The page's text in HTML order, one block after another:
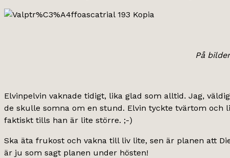
På
Elvinpelvin vaknade tidigt, lika glad som alltid. Jag,
de skulle somna om en stund. Elvin tyckte tvärtom och
faktiskt tills han är lite större. ;-)
Ska äta frukost och vakna till liv lite, sen är planen att
är ju som sagt planen under hösten!